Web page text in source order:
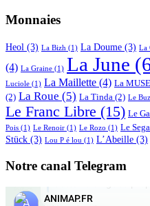
Monnaies
Heol (3) La Bizh (1) La Doume (3) La
(4) La Graine (1) La June
Luciole (1) La Maillette (4) La MUSE
(2) La Roue (5) La Tinda (2) Le
Le Franc Libre (15) Le
Pois (1) Le Renoir (1) Le Rozo (1) Le
Stück (3) Lou P é lou (1) L’Abeille (3)
Notre canal Telegram